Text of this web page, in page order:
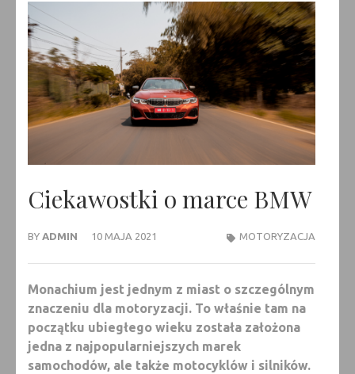
Ciekawostki o marce BMW
BY ADMIN 10 MAJA 2021 MOTORYZACJA
Monachium jest jednym z miast o szczególnym
znaczeniu dla motoryzacji. To właśnie tam na
początku ubiegłego wieku została założona
jedna z najpopularniejszych marek
samochodów, ale także motocyklów i silników.